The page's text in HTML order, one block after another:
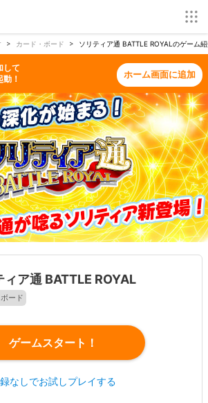
カード・ボード ソリティア通 BATTLE ROYALのゲー
して
！
ホーム画面に追加
ィア通 BATTLE ROYAL
ード
ゲームスタート！
なしでお試しプレイする